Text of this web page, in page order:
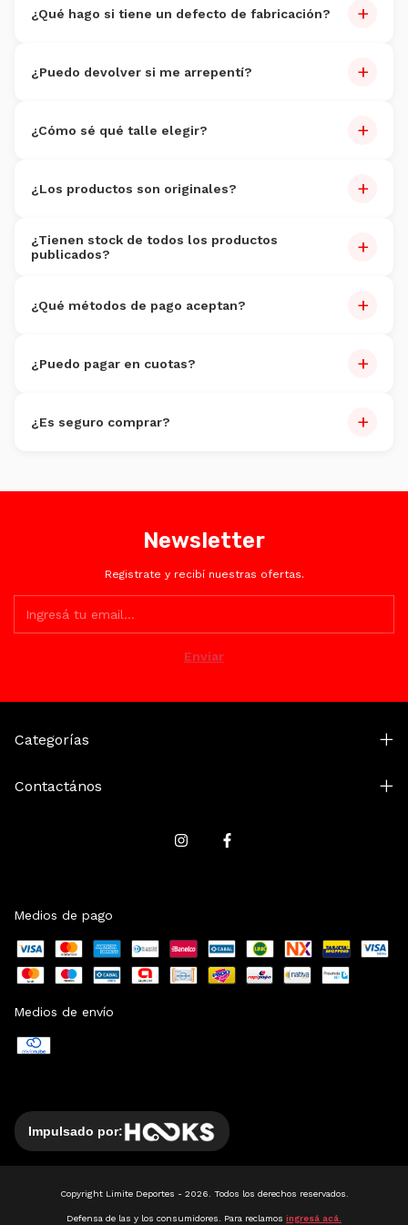
¿Qué hago si tiene un defecto de fabricación? +
dentro de 30 días.
¿Puedo devolver si me arrepentí? +
por cuenta del cliente.
¿Cómo sé qué talle elegir? +
WhatsApp al3816095352.
¿Los productos son originales? +
¿Tienen stock de todos los productos
publicados?
+
¿Qué métodos de pago aceptan? +
Mercado Pago y efectivo en sucursales.
¿Puedo pagar en cuotas? +
¿Es seguro comprar? +
Newsletter
Registrate y recibí nuestras ofertas.
Categorías
Contactános
Medios de pago
Medios de envío
Impulsado por:
Copyright Limite Deportes - 2026. Todos los derechos reservados.
Defensa de las y los consumidores. Para reclamos ingresá acá.